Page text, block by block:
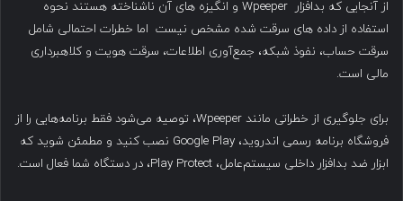
از آنجایی که بدافزار Wpeeper و انگیزه های آن ناشناخته هستند نحوه
استفاده از داده های سرقت شده مشخص نیست اما خطرات احتمالی شامل
سرقت حساب، نفوذ شبکه، جمع‌آوری اطلاعات، سرقت هویت و کلاهبرداری
مالی است.
برای جلوگیری از خطراتی مانند Wpeeper، توصیه می‌شود فقط برنامه‌هایی را از
فروشگاه برنامه رسمی اندروید، Google Play نصب کنید و مطمئن شوید که
ابزار ضد بدافزار داخلی سیستم‌عامل، Play Protect، در دستگاه شما فعال است.